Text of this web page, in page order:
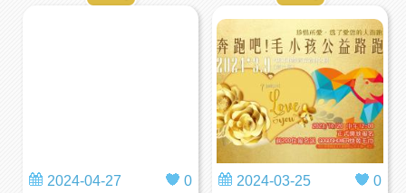
2024-04-27 0 2024-03-25 0